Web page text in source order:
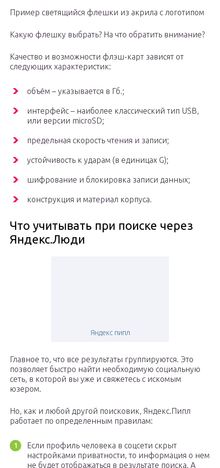
Пример светящийся флешки из акрила с логотипом
Какую флешку выбрать? На что обратить внимание?
Качество и возможности флэш-карт зависят от
следующих характеристик:
объём – указывается в Гб.;
интерфейс – наиболее классический тип USB,
или версии microSD;
предельная скорость чтения и записи;
устойчивость к ударам (в единицах G);
шифрование и блокировка записи данных;
конструкция и материал корпуса.
Что учитывать при поиске через
Яндекс.Люди
Яндекс пипл
Главное то, что все результаты группируются. Это
позволяет быстро найти необходимую социальную
сеть, в которой вы уже и свяжетесь с искомым
юзером.
Но, как и любой другой поисковик, Яндекс.Пипл
работает по определенным правилам:
Если профиль человека в соцсети скрыт
настройками приватности, то информация о нем
не будет отображаться в результате поиска. А